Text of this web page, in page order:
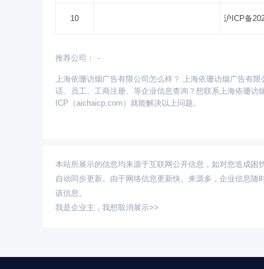
10 沪ICP备
推荐公司： -
更多省份： 安徽 北京 重庆 福建 甘肃 广东 广西
青海
山东 陕西 山西 上海 四川 天津
上海依珊访烟广告有限公司怎么样？ 上海依珊访烟广告有
话、员工、工商注册、等企业信息查询？想联系上海依珊
ICP（aichaicp.com）就能解决以上问题。
本站所展示的信息均来源于互联网公开信息，如对您造成
自动同步更新。由于网络信息更新快、来源多，企业信息
该信息。
我是企业主， 我想取消展示>>